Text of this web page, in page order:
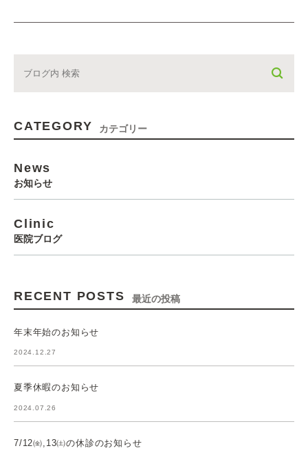
CATEGORY カテゴリー
News
お知らせ
Clinic
医院ブログ
RECENT POSTS 最近の投稿
年末年始のお知らせ
2024.12.27
夏季休暇のお知らせ
2024.07.26
7/12㈮,13㈯の休診のお知らせ